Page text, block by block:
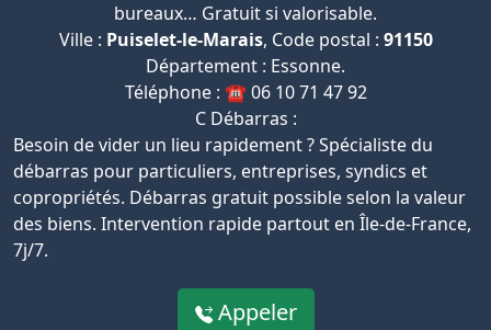
bureaux… Gratuit si valorisable.
Ville : Puiselet-le-Marais, Code postal : 91150
Département : Essonne.
Téléphone : ☎️ 06 10 71 47 92
C Débarras :
Besoin de vider un lieu rapidement ? Spécialiste du
débarras pour particuliers, entreprises, syndics et
copropriétés. Débarras gratuit possible selon la valeur
des biens. Intervention rapide partout en Île-de-France,
7j/7.
Appeler